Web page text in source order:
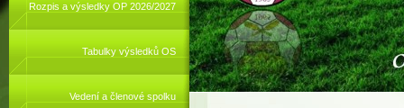
Rozpis a výsledky OP 2026/2027
Tabulky výsledků OS
Vedení a členové spolku